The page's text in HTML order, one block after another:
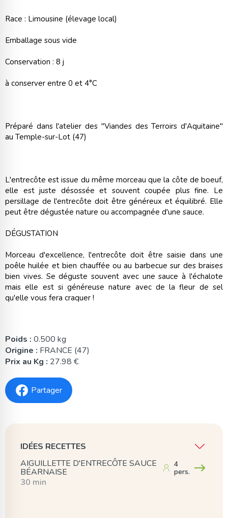
Race : Limousine (élevage local)
Emballage sous vide
Conservation : 8 j
à conserver entre 0 et 4°C
Préparé dans l'atelier des "Viandes des Terroirs d'Aquitaine"
au Temple-sur-Lot (47)
L'entrecôte est issue du même morceau que la côte de boeuf,
elle est juste désossée et souvent coupée plus fine. Le
persillage de l'entrecôte doit être généreux et équilibré. Elle
peut être dégustée nature ou accompagnée d'une sauce.
DÉGUSTATION
Morceau d'excellence, l'entrecôte doit être saisie dans une
poêle huilée et bien chauffée ou au barbecue sur des braises
bien vives. Se déguste souvent avec une sauce à l'échalote
mais elle est si généreuse nature avec de la fleur de sel
qu'elle vous fera craquer !
Poids : 0.500 kg
Origine : FRANCE (47)
Prix au Kg : 27.98 €
Partager
IDÉES RECETTES
AIGUILLETTE D'ENTRECÔTE SAUCE
BÉARNAISE
4
pers.
30 min